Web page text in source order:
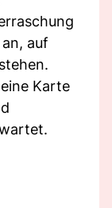
auf
eine Karte